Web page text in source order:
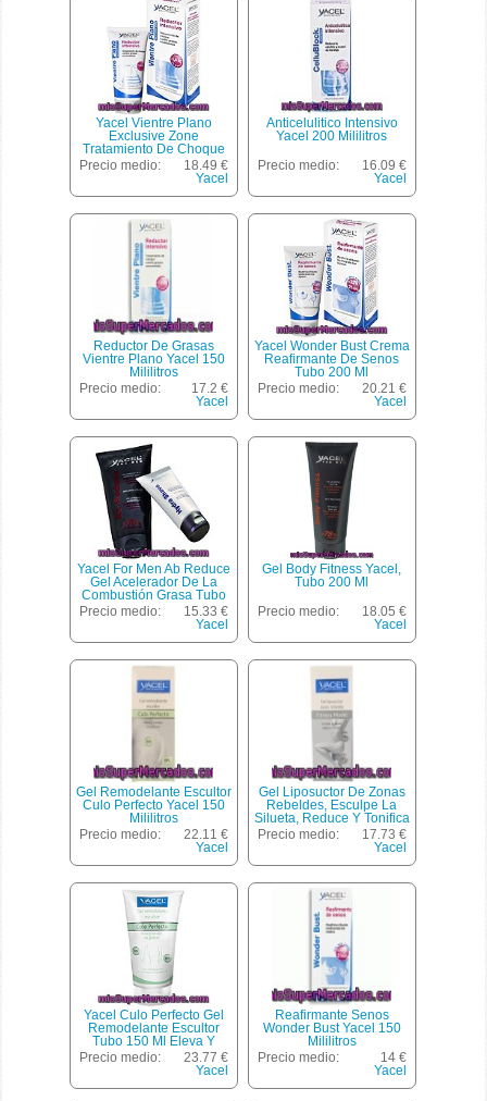
Yacel Vientre Plano
Exclusive Zone
Tratamiento De Choque
Contra Grasas
Acumuladas Tubo 150 Ml
Precio medio:
18.49 €
Yacel
Anticelulitico Intensivo
Yacel 200 Mililitros
Precio medio:
16.09 €
Yacel
Reductor De Grasas
Vientre Plano Yacel 150
Mililitros
Precio medio:
17.2 €
Yacel
Yacel Wonder Bust Crema
Reafirmante De Senos
Tubo 200 Ml
Precio medio:
20.21 €
Yacel
Yacel For Men Ab Reduce
Gel Acelerador De La
Combustión Grasa Tubo
150 Ml + Bálsamo Pro-
hidratante Hydra Shave
Precio medio:
15.33 €
Yacel
Gel Body Fitness Yacel,
Tubo 200 Ml
Precio medio:
18.05 €
Yacel
Gel Remodelante Escultor
Culo Perfecto Yacel 150
Mililitros
Precio medio:
22.11 €
Yacel
Gel Liposuctor De Zonas
Rebeldes, Esculpe La
Silueta, Reduce Y Tonifica
Yacel 200 Mililitros
Precio medio:
17.73 €
Yacel
Yacel Culo Perfecto Gel
Remodelante Escultor
Tubo 150 Ml Eleva Y
Esculpe Los Glúteos
Precio medio:
23.77 €
Yacel
Reafirmante Senos
Wonder Bust Yacel 150
Mililitros
Precio medio:
14 €
Yacel